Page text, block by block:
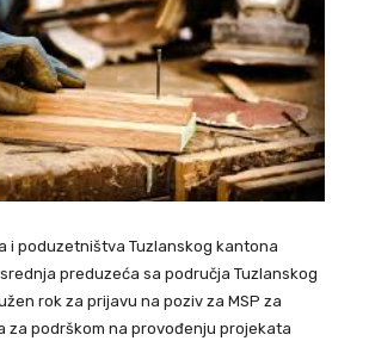
i poduzetništva Tuzlanskog kantona
preduzeća sa područja Tuzlanskog
rok za prijavu na poziv za MSP za
za podrškom na provođenju projekata